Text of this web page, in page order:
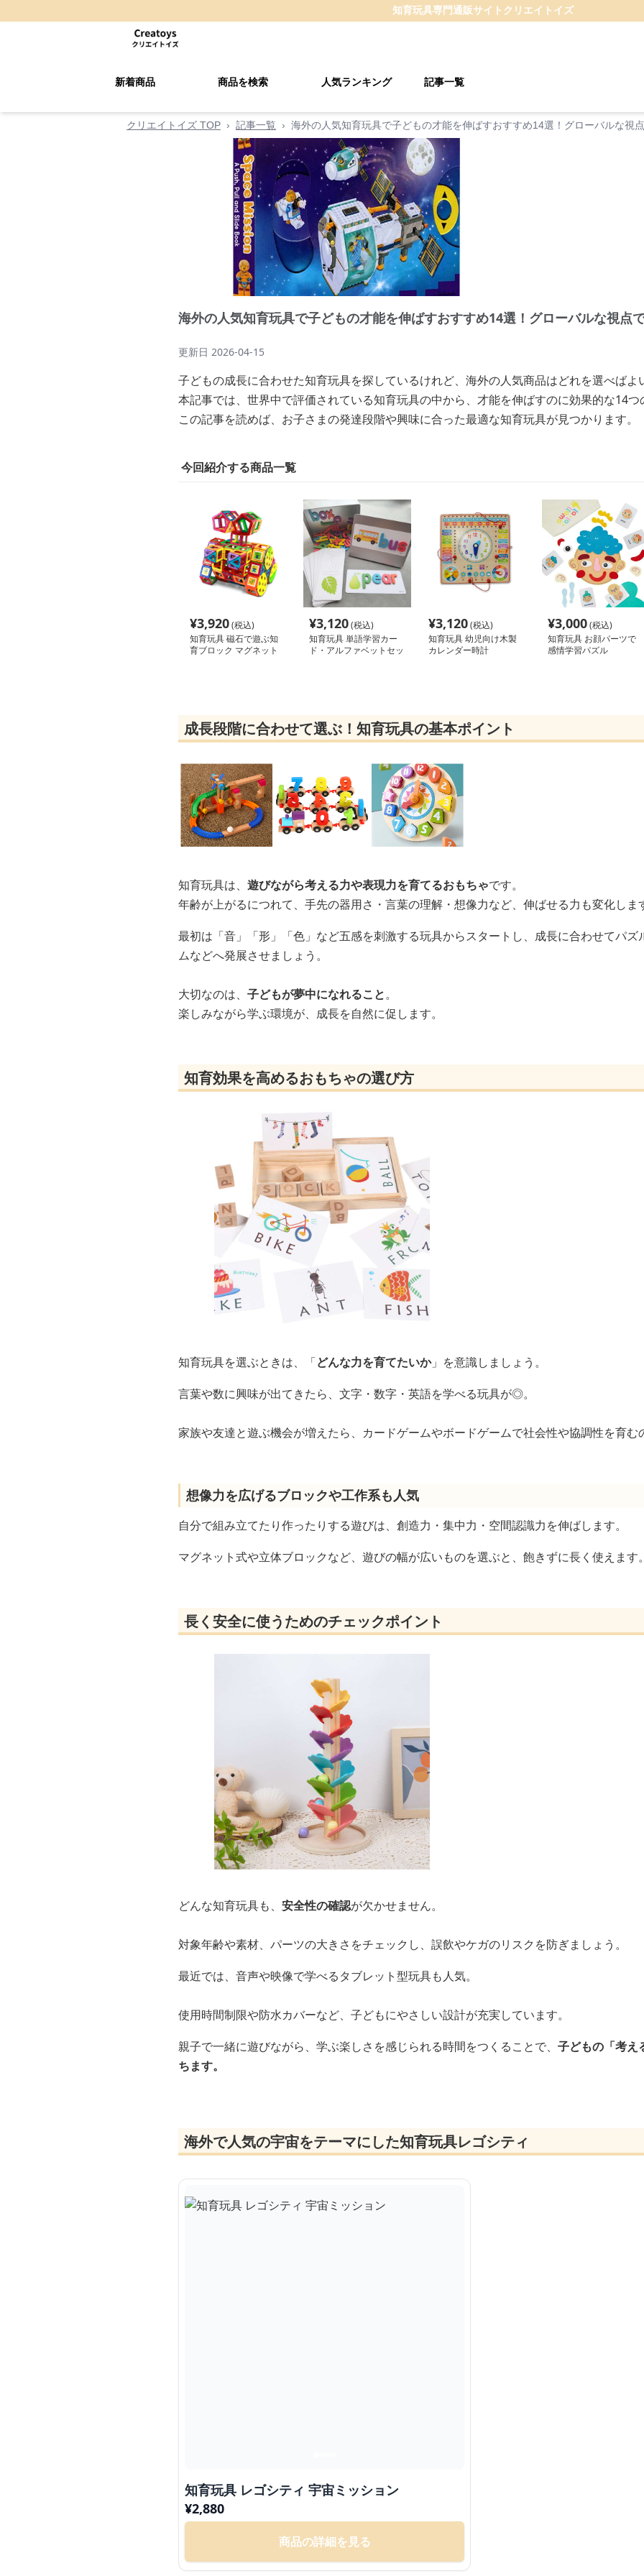
知育玩具専門通販サイト クリエイトイズ
新着商品 商品を検索 人気ランキング 記事一覧
クリエイトイズ TOP › 記事一覧 › 海外の人気知育玩具で子どもの才能を伸ばすおすすめ14選！グローバルな視
海外の人気知育玩具で子どもの才能を伸ばすおすすめ14選！グローバルな視点
更新日 2026-04-15
子どもの成長に合わせた知育玩具を探しているけれど、海外の人気商品はどれを選べばよ
本記事では、世界中で評価されている知育玩具の中から、才能を伸ばすのに効果的な14つ
この記事を読めば、お子さまの発達段階や興味に合った最適な知育玩具が見つかります。
今回紹介する商品一覧
¥3,920(税込)
知育玩具 磁石で遊ぶ知
育ブロック マグネット
¥3,120(税込)
知育玩具 単語学習カー
ド・アルファベットセッ
¥3,120(税込)
知育玩具 幼児向け木製
カレンダー時計
¥3,000(税込)
知育玩具 お顔パーツで
感情学習パズル
成長段階に合わせて選ぶ！知育玩具の基本ポイント
知育玩具は、 遊びながら考える力や表現力を育てるおもちゃです。
年齢が上がるにつれて、手先の器用さ・言葉の理解・想像力など、伸ばせる力も変化しま
最初は「音」「形」「色」など五感を刺激する玩具からスタートし、成長に合わせてパズ
ムなどへ発展させましょう。
大切なのは、 子どもが夢中になれること。
楽しみながら学ぶ環境が、成長を自然に促します。
知育効果を高めるおもちゃの選び方
知育玩具を選ぶときは、「どんな力を育てたいか」を意識しましょう。
言葉や数に興味が出てきたら、文字・数字・英語を学べる玩具が◎。
家族や友達と遊ぶ機会が増えたら、カードゲームやボードゲームで社会性や協調性を育む
想像力を広げるブロックや工作系も人気
自分で組み立てたり作ったりする遊びは、創造力・集中力・空間認識力を伸ばします。
マグネット式や立体ブロックなど、遊びの幅が広いものを選ぶと、飽きずに長く使えます。
長く安全に使うためのチェックポイント
どんな知育玩具も、 安全性の確認が欠かせません。
対象年齢や素材、パーツの大きさをチェックし、誤飲やケガのリスクを防ぎましょう。
最近では、音声や映像で学べるタブレット型玩具も人気。
使用時間制限や防水カバーなど、子どもにやさしい設計が充実しています。
親子で一緒に遊びながら、学ぶ楽しさを感じられる時間をつくることで、 子どもの「考え
ちます。
海外で人気の宇宙をテーマにした知育玩具レゴシティ
知育玩具 レゴシティ 宇宙ミッション
¥2,880
商品の詳細を見る